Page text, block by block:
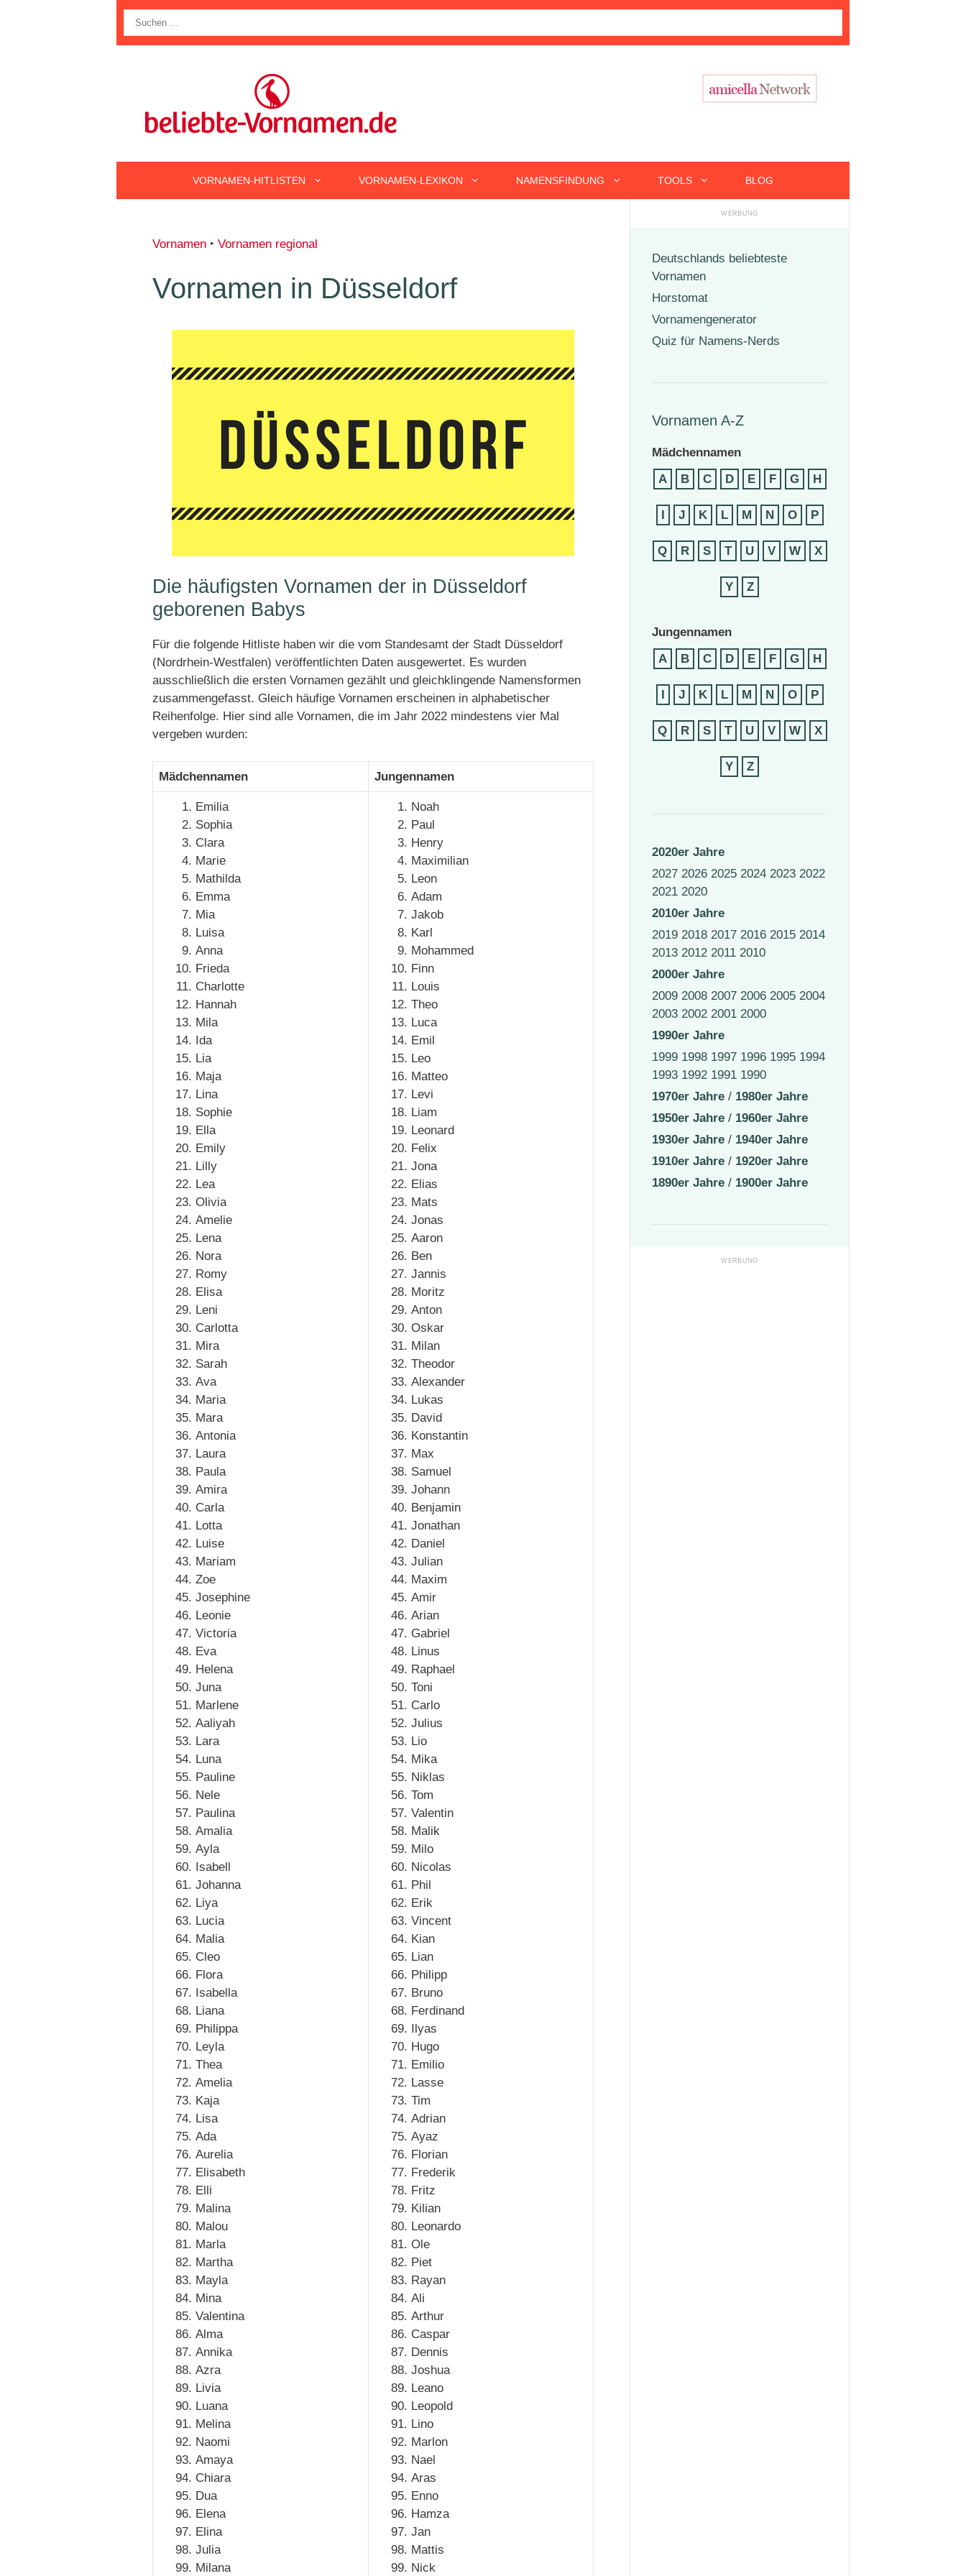
nach:
VORNAMEN-HITLISTEN VORNAMEN-LEXIKON NAMENSFINDUNG TOOLS BLOG
Vornamen ‣ Vornamen regional
Vornamen in Düsseldorf
Die häufigsten Vornamen der in Düsseldorf
geborenen Babys
Für die folgende Hitliste haben wir die vom Standesamt der Stadt Düsseldorf
(Nordrhein-Westfalen) veröffentlichten Daten ausgewertet. Es wurden
ausschließlich die ersten Vornamen gezählt und gleichklingende Namensformen
zusammengefasst. Gleich häufige Vornamen erscheinen in alphabetischer
Reihenfolge. Hier sind alle Vornamen, die im Jahr 2022 mindestens vier Mal
vergeben wurden:
Mädchennamen Jungennamen
Emilia
Sophia
Clara
Marie
Mathilda
Emma
Mia
Luisa
Anna
Frieda
Charlotte
Hannah
Mila
Ida
Lia
Maja
Lina
Sophie
Ella
Emily
Lilly
Lea
Olivia
Amelie
Lena
Nora
Romy
Elisa
Leni
Carlotta
Mira
Sarah
Ava
Maria
Mara
Antonia
Laura
Paula
Amira
Carla
Lotta
Luise
Mariam
Zoe
Josephine
Leonie
Victoria
Eva
Helena
Juna
Marlene
Aaliyah
Lara
Luna
Pauline
Nele
Paulina
Amalia
Ayla
Isabell
Johanna
Liya
Lucia
Malia
Cleo
Flora
Isabella
Liana
Philippa
Leyla
Thea
Amelia
Kaja
Lisa
Ada
Aurelia
Elisabeth
Elli
Malina
Malou
Marla
Martha
Mayla
Mina
Valentina
Alma
Annika
Azra
Livia
Luana
Melina
Naomi
Amaya
Chiara
Dua
Elena
Elina
Julia
Milana
Noah
Paul
Henry
Maximilian
Leon
Adam
Jakob
Karl
Mohammed
Finn
Louis
Theo
Luca
Emil
Leo
Matteo
Levi
Liam
Leonard
Felix
Jona
Elias
Mats
Jonas
Aaron
Ben
Jannis
Moritz
Anton
Oskar
Milan
Theodor
Alexander
Lukas
David
Konstantin
Max
Samuel
Johann
Benjamin
Jonathan
Daniel
Julian
Maxim
Amir
Arian
Gabriel
Linus
Raphael
Toni
Carlo
Julius
Lio
Mika
Niklas
Tom
Valentin
Malik
Milo
Nicolas
Phil
Erik
Vincent
Kian
Lian
Philipp
Bruno
Ferdinand
Ilyas
Hugo
Emilio
Lasse
Tim
Adrian
Ayaz
Florian
Frederik
Fritz
Kilian
Leonardo
Ole
Piet
Rayan
Ali
Arthur
Caspar
Dennis
Joshua
Leano
Leopold
Lino
Marlon
Nael
Aras
Enno
Hamza
Jan
Mattis
Nick
Deutschlands beliebteste
Vornamen
Horstomat
Vornamengenerator
Quiz für Namens-Nerds
Vornamen A-Z
Mädchennamen
A
B C D E F G H
I J K L M N O P
Q R S T U V W X
Y Z
Jungennamen
A
B C D E F G H
I J K L M N O P
Q R S T U V W X
Y Z
2020er Jahre
2027 2026 2025 2024 2023 2022
2021 2020
2010er Jahre
2019 2018 2017 2016 2015 2014
2013 2012 2011 2010
2000er Jahre
2009 2008 2007 2006 2005 2004
2003 2002 2001 2000
1990er Jahre
1999 1998 1997 1996 1995 1994
1993 1992 1991 1990
1970er Jahre / 1980er Jahre
1950er Jahre / 1960er Jahre
1930er Jahre / 1940er Jahre
1910er Jahre / 1920er Jahre
1890er Jahre / 1900er Jahre